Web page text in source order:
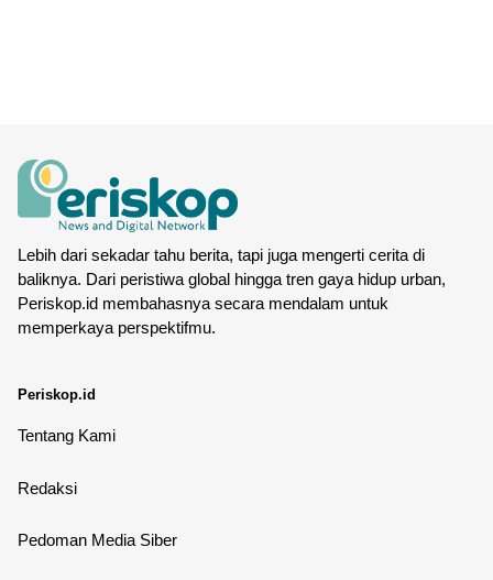
Lebih dari sekadar tahu berita, tapi juga mengerti cerita di
baliknya. Dari peristiwa global hingga tren gaya hidup urban,
Periskop.id membahasnya secara mendalam untuk
memperkaya perspektifmu.
Periskop.id
Tentang Kami
Redaksi
Pedoman Media Siber